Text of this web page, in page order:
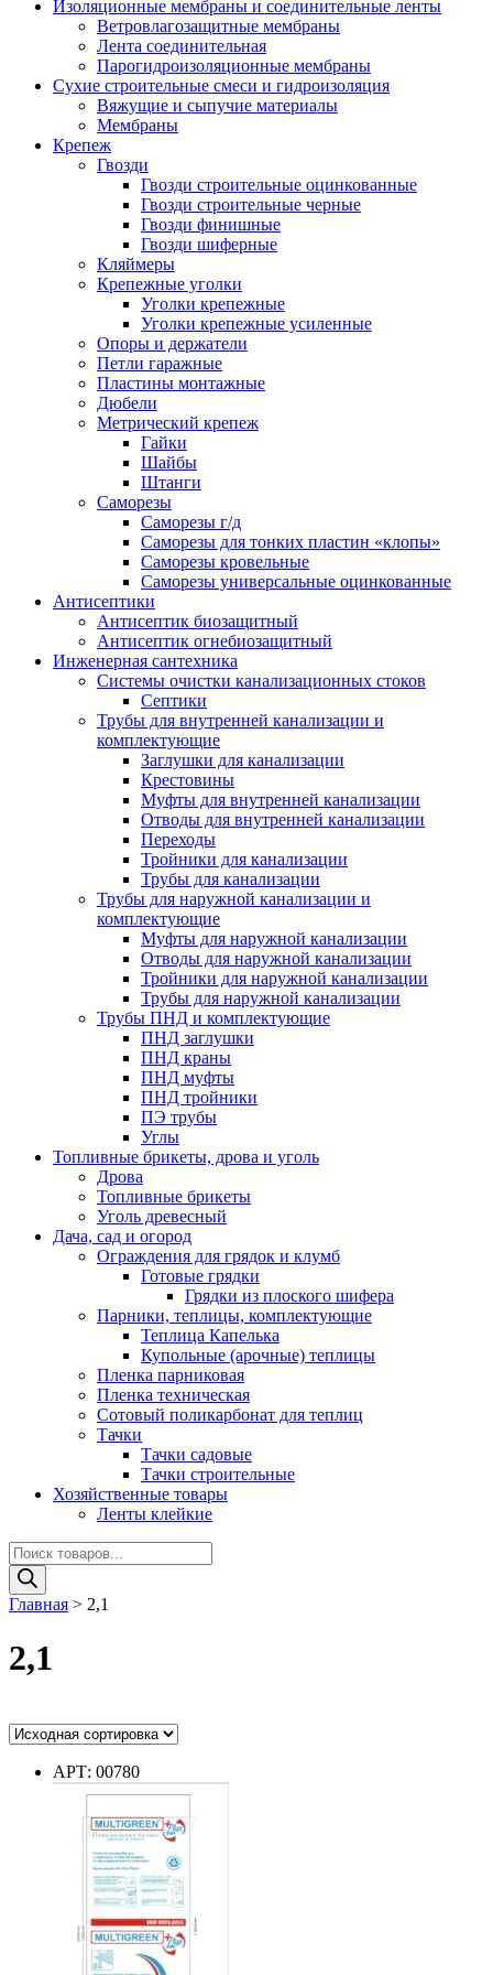
Изоляционные мембраны и соединительные ленты
Ветровлагозащитные мембраны
Лента соединительная
Парогидроизоляционные мембраны
Сухие строительные смеси и гидроизоляция
Вяжущие и сыпучие материалы
Мембраны
Крепеж
Гвозди
Гвозди строительные оцинкованные
Гвозди строительные черные
Гвозди финишные
Гвозди шиферные
Кляймеры
Крепежные уголки
Уголки крепежные
Уголки крепежные усиленные
Опоры и держатели
Петли гаражные
Пластины монтажные
Дюбели
Метрический крепеж
Гайки
Шайбы
Штанги
Саморезы
Саморезы г/д
Саморезы для тонких пластин «клопы»
Саморезы кровельные
Саморезы универсальные оцинкованные
Антисептики
Антисептик биозащитный
Антисептик огнебиозащитный
Инженерная сантехника
Системы очистки канализационных стоков
Септики
Трубы для внутренней канализации и
комплектующие
Заглушки для канализации
Крестовины
Муфты для внутренней канализации
Отводы для внутренней канализации
Переходы
Тройники для канализации
Трубы для канализации
Трубы для наружной канализации и
комплектующие
Муфты для наружной канализации
Отводы для наружной канализации
Тройники для наружной канализации
Трубы для наружной канализации
Трубы ПНД и комплектующие
ПНД заглушки
ПНД краны
ПНД муфты
ПНД тройники
ПЭ трубы
Углы
Топливные брикеты, дрова и уголь
Дрова
Топливные брикеты
Уголь древесный
Дача, сад и огород
Ограждения для грядок и клумб
Готовые грядки
Грядки из плоского шифера
Парники, теплицы, комплектующие
Теплица Капелька
Купольные (арочные) теплицы
Пленка парниковая
Пленка техническая
Сотовый поликарбонат для теплиц
Тачки
Тачки садовые
Тачки строительные
Хозяйственные товары
Ленты клейкие
Поиск
товаров
Главная > 2,1
2,1
Ценовой фильтр
Цвет
Диаметр
АРТ: 00780